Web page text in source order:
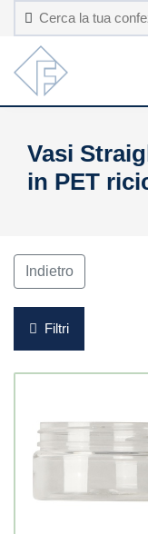
Vasi
in PET
Indietro
Filtri